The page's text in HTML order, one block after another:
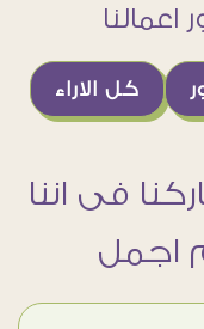
اعمالنا
كل الاراء
بيت شاركنا فى اننا
اجمل